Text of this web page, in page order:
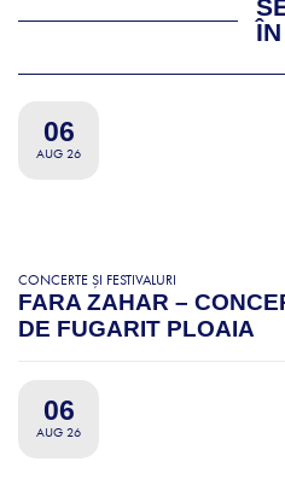
06
AUG 26
CONCERTE ȘI FESTIVALURI
FARA ZAHAR –
DE FUGARIT PLOAIA
06
AUG 26